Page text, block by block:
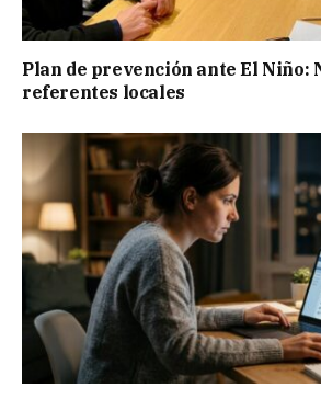
Plan de prevención ante El Niño:
referentes locales